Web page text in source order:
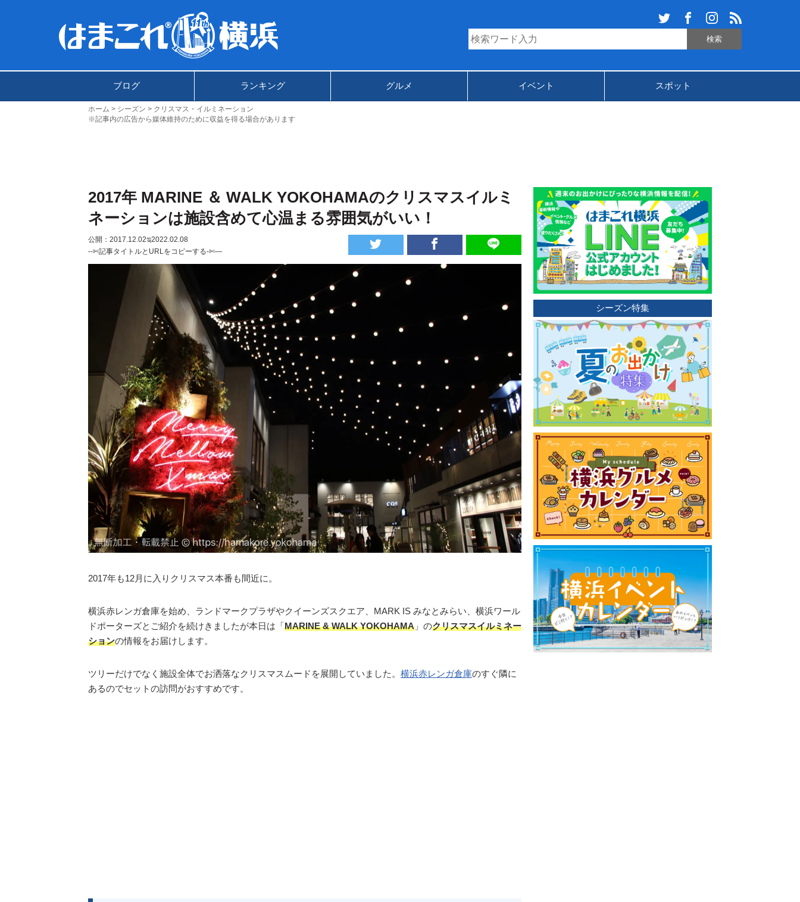
ブログ ランキング グルメ イベント スポット
ホーム シーズン
クリスマス・イルミネーション
※記事内の広告から媒体維持のために収益を得る場合があります
2017年 MARINE ＆ WALK YOKOHAMAのクリスマスイルミ
ネーションは施設含めて心温まる雰囲気がいい！
公開：2017.12.02ಇ2022.02.08
--✄記事タイトルとURLをコピーする-✄—
2017年も12月に入りクリスマス本番も間近に。
横浜赤レンガ倉庫を始め、ランドマークプラザやクイーンズスクエア、MARK IS みなとみらい、横浜ワール
ドポーターズとご紹介を続けきましたが本日は「MARINE & WALK YOKOHAMA 」のクリスマスイルミネー
ションの情報をお届けします。
ツリーだけでなく施設全体でお洒落なクリスマスムードを展開していました。 横浜赤レンガ倉庫のすぐ隣に
あるのでセットの訪問がおすすめです。
シーズン特集